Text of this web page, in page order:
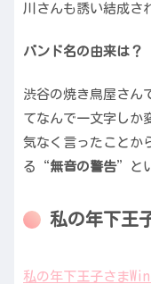
川さんも誘い結成さ
バンド名の由来は？
渋谷の焼き鳥屋さん
てなんで一文字しか
気なく言ったことか
る“無音の警告”と
私の年下王
私の年下王子さま